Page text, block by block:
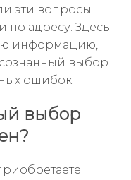
эти вопросы
по адресу. Здесь
информацию,
выбор
ошибок.
выбор